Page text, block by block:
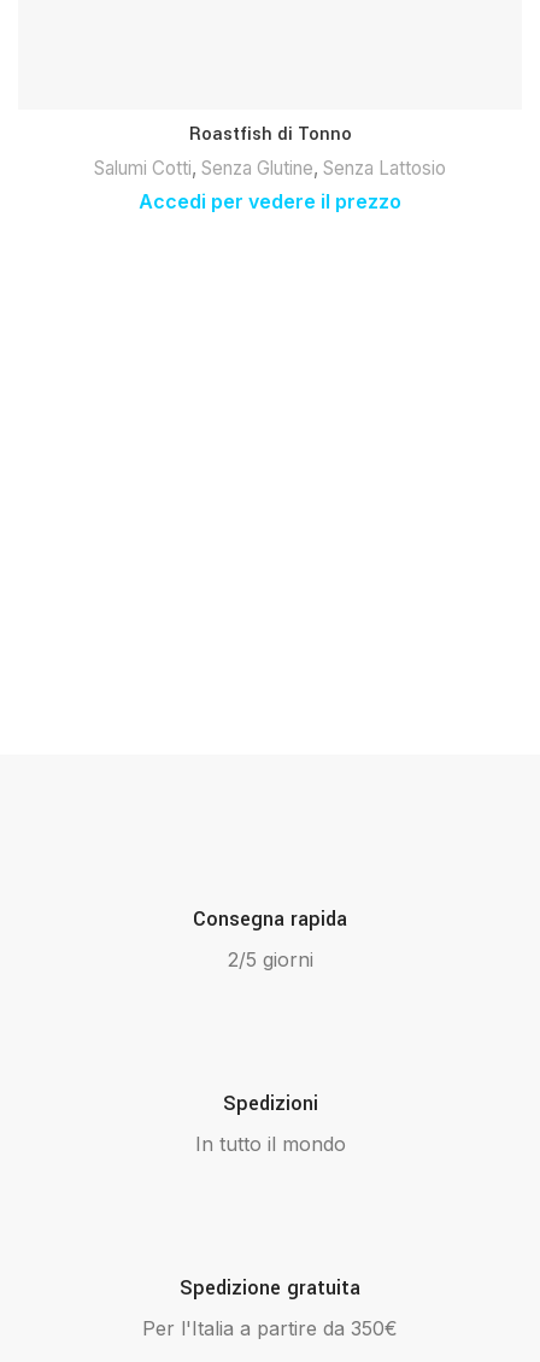
Roastfish di Tonno
Salumi Cotti, Senza Glutine, Senza Lattosio
Accedi per vedere il prezzo
Consegna rapida
2/5 giorni
Spedizioni
In tutto il mondo
Spedizione gratuita
Per l'Italia a partire da 350€